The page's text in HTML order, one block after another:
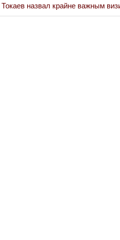
Next
Post:
Токаев назвал крайне важным